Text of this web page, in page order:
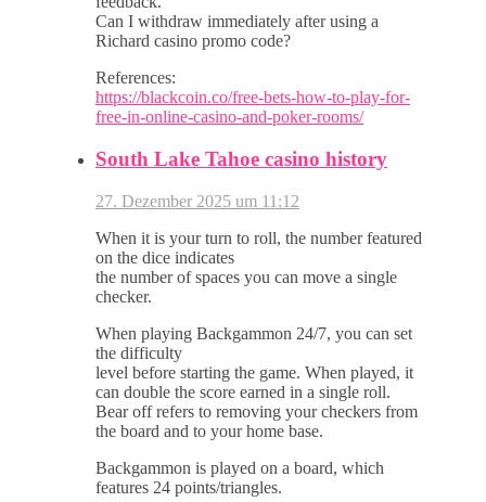
Can I withdraw immediately after using a
Richard casino promo code?
References:
https://blackcoin.co/free-bets-how-to-play-for-
free-in-online-casino-and-poker-rooms/
South Lake Tahoe casino history
27. Dezember 2025 um 11:12
When it is your turn to roll, the number featured
on the dice indicates
the number of spaces you can move a single
checker.
When playing Backgammon 24/7, you can set
the difficulty
level before starting the game. When played, it
can double the score earned in a single roll.
Bear off refers to removing your checkers from
the board and to your home base.
Backgammon is played on a board, which
features 24 points/triangles.